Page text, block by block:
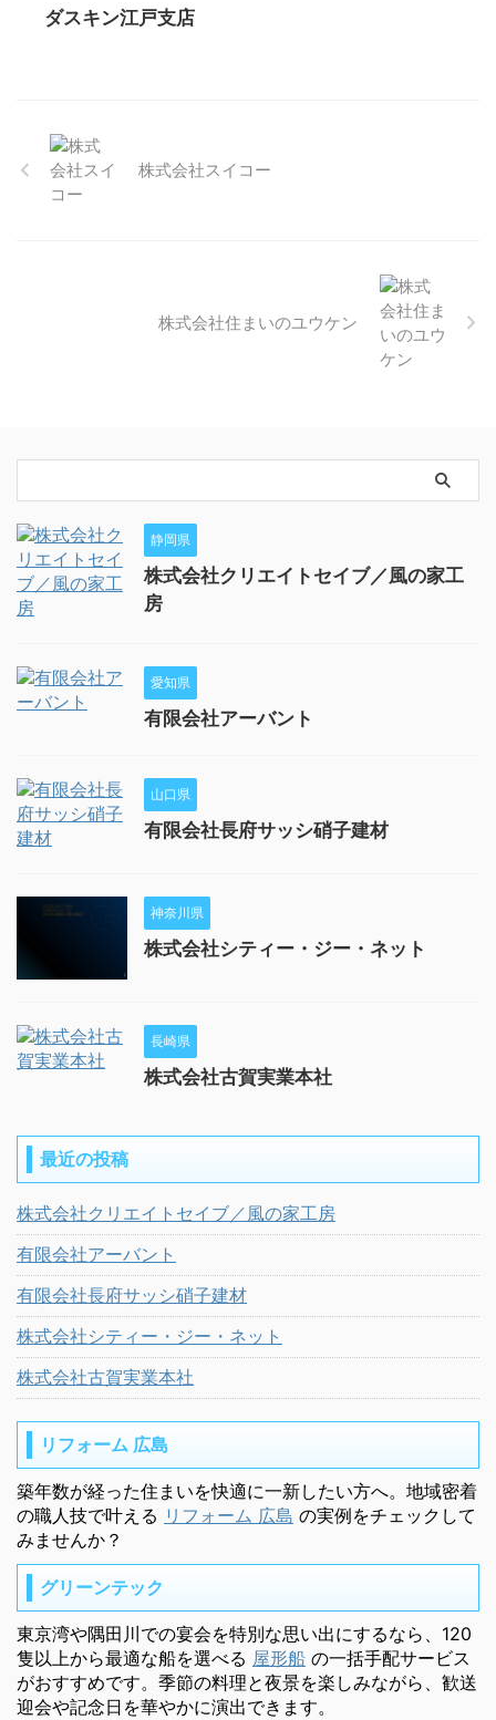
ダスキン江戸支店
株式会社スイコー
株式会社住まいのユウケン
静岡県
株式会社クリエイトセイブ／風の家工
房
愛知県
有限会社アーバント
山口県
有限会社長府サッシ硝子建材
神奈川県
株式会社シティー・ジー・ネット
長崎県
株式会社古賀実業本社
最近の投稿
株式会社クリエイトセイブ／風の家工房
有限会社アーバント
有限会社長府サッシ硝子建材
株式会社シティー・ジー・ネット
株式会社古賀実業本社
リフォーム 広島
築年数が経った住まいを快適に一新したい方へ。地域密着
の職人技で叶える リフォーム 広島 の実例をチェックして
みませんか？
グリーンテック
東京湾や隅田川での宴会を特別な思い出にするなら、120
隻以上から最適な船を選べる 屋形船 の一括手配サービス
がおすすめです。季節の料理と夜景を楽しみながら、歓送
迎会や記念日を華やかに演出できます。